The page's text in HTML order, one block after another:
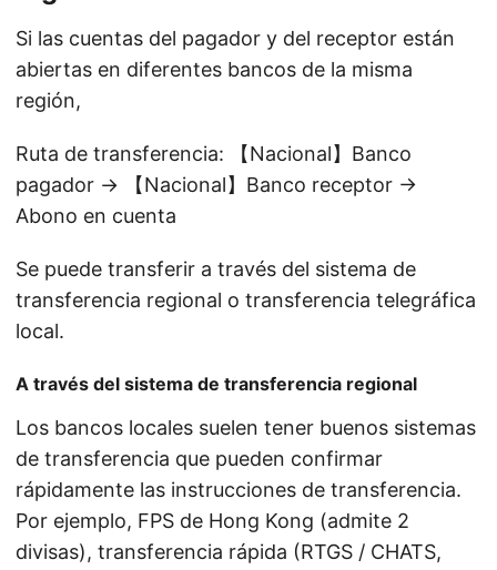
Si las cuentas del pagador y del receptor están
abiertas en diferentes bancos de la misma
región,
Ruta de transferencia: 【Nacional】Banco
pagador → 【Nacional】Banco receptor →
Abono en cuenta
Se puede transferir a través del sistema de
transferencia regional o transferencia telegráfica
local.
A través del sistema de transferencia regional
Los bancos locales suelen tener buenos sistemas
de transferencia que pueden confirmar
rápidamente las instrucciones de transferencia.
Por ejemplo, FPS de Hong Kong (admite 2
divisas), transferencia rápida (RTGS / CHATS,